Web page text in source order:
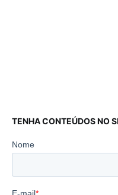
TENHA CONTEÚDOS NO